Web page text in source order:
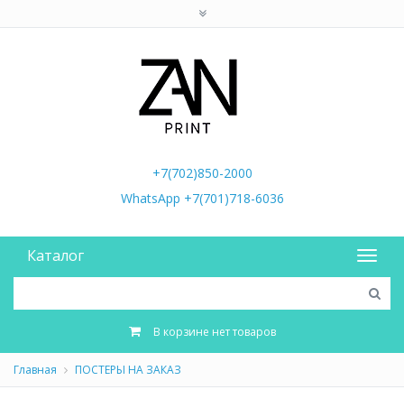
+7(702)850-2000
WhatsApp +7(701)718-6036
Каталог
В корзине нет товаров
Главная ПОСТЕРЫ НА ЗАКАЗ